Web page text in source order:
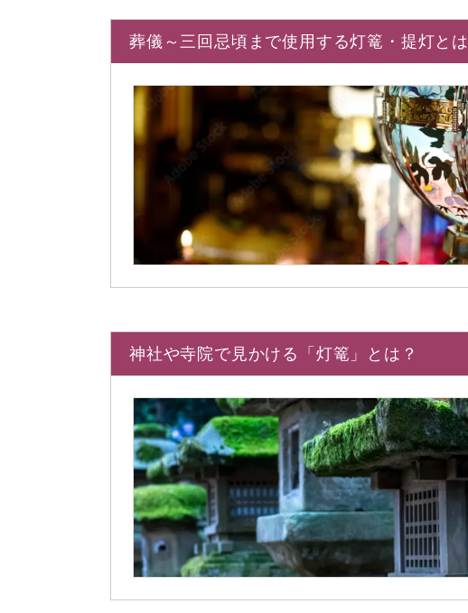
葬儀～三回忌頃まで使用する灯篭・提灯とは
神社や寺院で見かける「灯篭」とは？